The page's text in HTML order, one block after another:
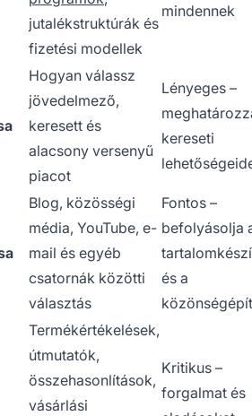
jutalékstruktúrák és
fizetési modellek
mindennek
Hogyan válassz
jövedelmező,
keresett és
alacsony versenyű
piacot
Lényeges –
kereseti
Blog, közösségi
média, YouTube, e-
mail és egyéb
csatornák közötti
választás
Fontos –
befolyásolja
és a
Termékértékelések,
útmutatók,
összehasonlítások,
vásárlási
Kritikus –
forgalmat és